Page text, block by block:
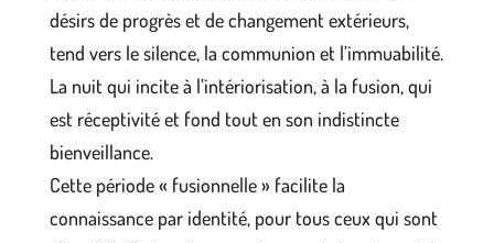
désirs de progrès et de changement extérieurs,
tend vers le silence, la communion et l’immuabilité.
La nuit qui incite à l’intériorisation, à la fusion, qui
est réceptivité et fond tout en son indistincte
bienveillance.
Cette période « fusionnelle » facilite la
connaissance par identité, pour tous ceux qui sont